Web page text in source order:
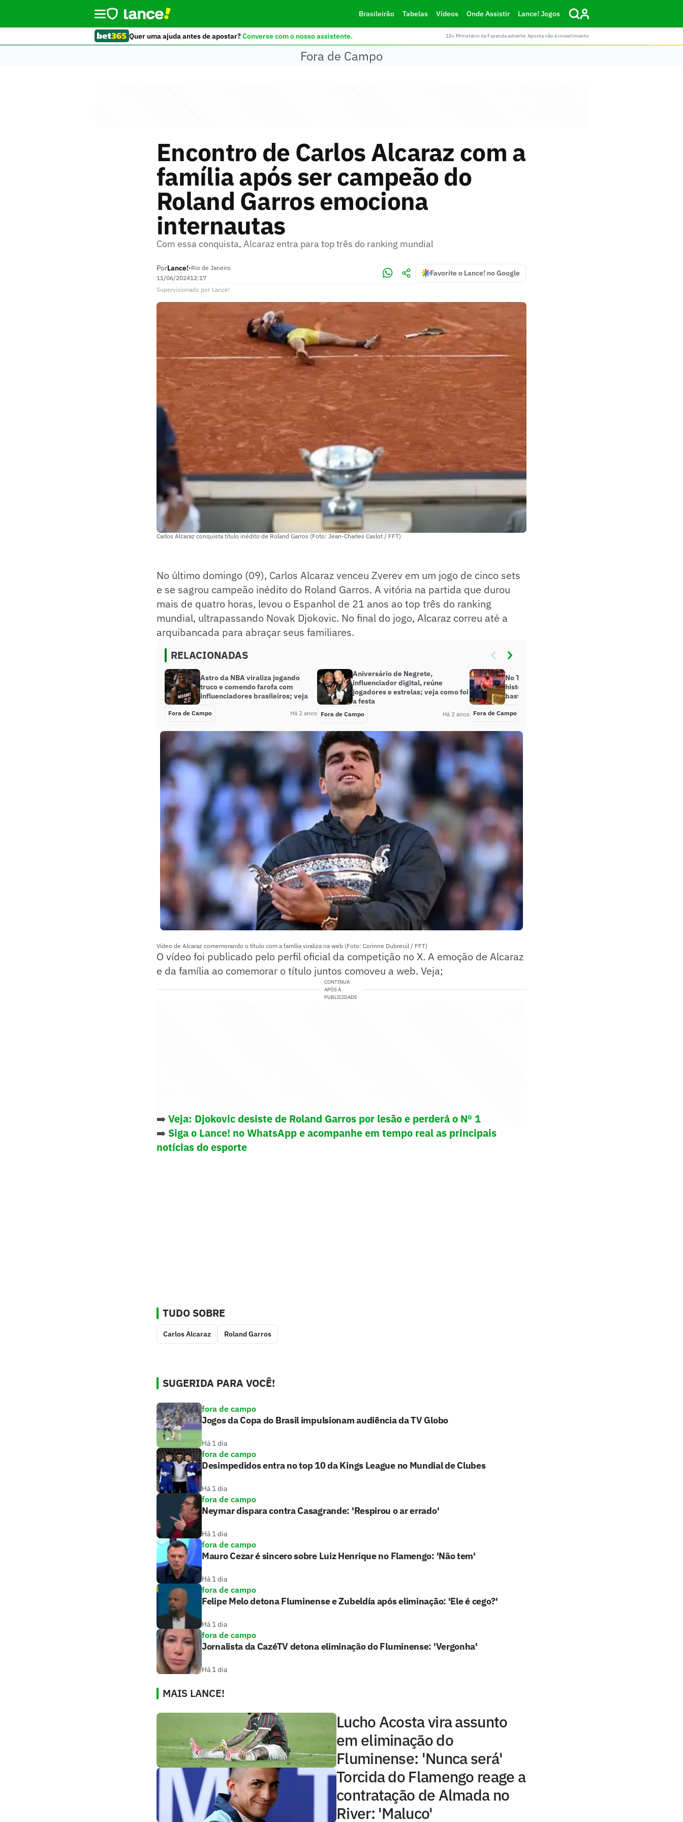
Brasileirão Tabelas Vídeos Onde Assistir Lance! Jogos
Quer uma ajuda antes de apostar?Converse com o nosso assistente. 18+ Ministério da Fazenda adverte: Aposta não é investimento
Fora de Campo
Encontro de Carlos Alcaraz com a
família após ser campeão do
Roland Garros emociona
internautas
Com essa conquista, Alcaraz entra para top três do ranking mundial
PorLance!•Rio de Janeiro
11/06/202412:17
Favorite o Lance! no Google
Supervisionado por Lance!
Carlos Alcaraz conquista título inédito de Roland Garros (Foto: Jean-Charles Caslot / FFT)
No último domingo (09), Carlos Alcaraz venceu Zverev em um jogo de cinco sets
e se sagrou campeão inédito do Roland Garros. A vitória na partida que durou
mais de quatro horas, levou o Espanhol de 21 anos ao top três do ranking
mundial, ultrapassando Novak Djokovic. No final do jogo, Alcaraz correu até a
arquibancada para abraçar seus familiares.
RELACIONADAS
Astro da NBA viraliza jogando
truco e comendo farofa com
influenciadores brasileiros; veja
Fora de Campo Há 2 anos
Aniversário de Negrete,
influenciador digital, reúne
jogadores e estrelas; veja como foi
a festa
Fora de Campo Há 2 anos
No The Noite, Rodinei conta
histórias da época de Flamengo e
bastidores de título do Olympiacos
Fora de Campo
Vídeo de Alcaraz comemorando o título com a família viraliza na web (Foto: Corinne Dubreuil / FFT)
O vídeo foi publicado pelo perfil oficial da competição no X. A emoção de Alcaraz
e da família ao comemorar o título juntos comoveu a web. Veja;
CONTINUA
APÓS A
PUBLICIDADE
➡️ Veja: Djokovic desiste de Roland Garros por lesão e perderá o Nº 1
➡️ Siga o Lance! no WhatsApp e acompanhe em tempo real as principais
notícias do esporte
TUDO SOBRE
Carlos Alcaraz Roland Garros
SUGERIDA PARA VOCÊ!
fora de campo
Jogos da Copa do Brasil impulsionam audiência da TV Globo
Há 1 dia
fora de campo
Desimpedidos entra no top 10 da Kings League no Mundial de Clubes
Há 1 dia
fora de campo
Neymar dispara contra Casagrande: 'Respirou o ar errado'
Há 1 dia
fora de campo
Mauro Cezar é sincero sobre Luiz Henrique no Flamengo: 'Não tem'
Há 1 dia
fora de campo
Felipe Melo detona Fluminense e Zubeldía após eliminação: 'Ele é cego?'
Há 1 dia
fora de campo
Jornalista da CazéTV detona eliminação do Fluminense: 'Vergonha'
Há 1 dia
MAIS LANCE!
Lucho Acosta vira assunto
em eliminação do
Fluminense: 'Nunca será'
Torcida do Flamengo reage a
contratação de Almada no
River: 'Maluco'